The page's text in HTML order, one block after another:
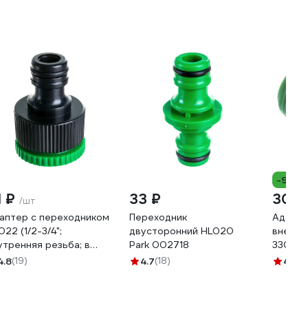
₽ /шт
с переходником
(1/2-3/4";
резьба; в
Park 002714
(19)
33 ₽
Переходник
двусторонний HL020
Park 002718
4.7(18)
-9%
30
4.8